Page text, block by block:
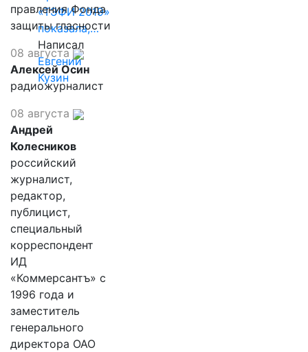
«ТЭФИ 2019»
показала,…
Написал
Евгений
Кузин
правления Фонда
защиты гласности
08 августа
Алексей Осин
радиожурналист
08 августа
Андрей
Колесников
российский
журналист,
редактор,
публицист,
специальный
корреспондент
ИД
«Коммерсантъ» с
1996 года и
заместитель
генерального
директора ОАО